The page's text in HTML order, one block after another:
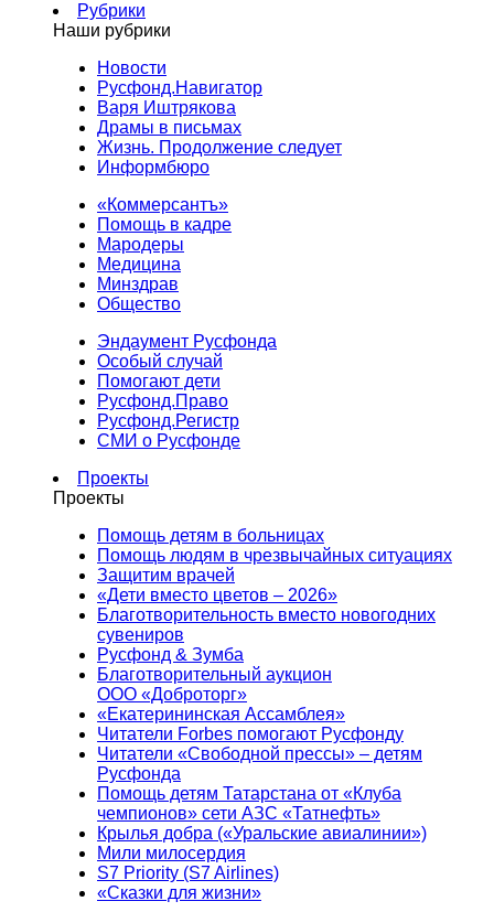
Рубрики
Наши рубрики
Новости
Русфонд.Навигатор
Варя Иштрякова
Драмы в письмах
Жизнь. Продолжение следует
Информбюро
«Коммерсантъ»
Помощь в кадре
Мародеры
Медицина
Минздрав
Общество
Эндаумент Русфонда
Особый случай
Помогают дети
Русфонд.Право
Русфонд.Регистр
СМИ о Русфонде
Проекты
Проекты
Помощь детям в больницах
Помощь людям в чрезвычайных ситуациях
Защитим врачей
«Дети вместо цветов – 2026»
Благотворительность вместо новогодних
сувениров
Русфонд & Зумба
Благотворительный аукцион
ООО «Доброторг»
«Екатерининская Ассамблея»
Читатели Forbes помогают Русфонду
Читатели «Свободной прессы» – детям
Русфонда
Помощь детям Татарстана от «Клуба
чемпионов» сети АЗС «Татнефть»
Крылья добра («Уральские авиалинии»)
Мили милосердия
S7 Priority (S7 Airlines)
«Сказки для жизни»